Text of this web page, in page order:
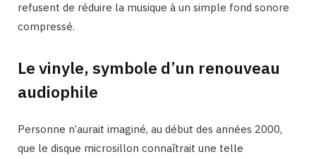
refusent de réduire la musique à un simple fond sonore
compressé.
Le vinyle, symbole d’un renouveau
audiophile
Personne n’aurait imaginé, au début des années 2000,
que le disque microsillon connaîtrait une telle